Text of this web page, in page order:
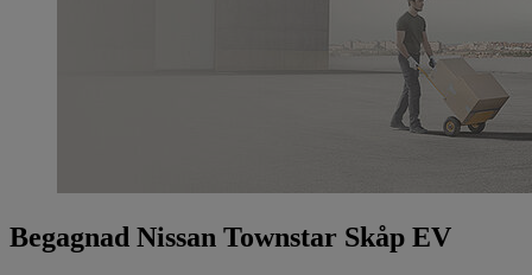
Begagnad Nissan Townstar Skåp EV